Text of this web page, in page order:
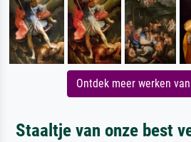
Ontdek meer werken
Staaltje van onze best